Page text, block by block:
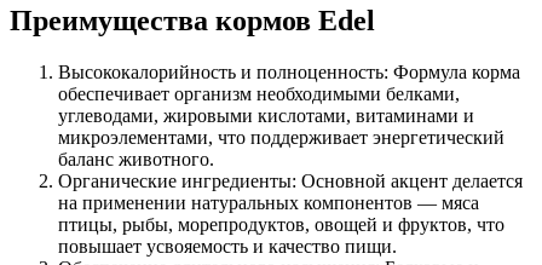
Преимущества кормов Edel
Высококалорийность и полноценность: Формула корма
обеспечивает организм необходимыми белками,
углеводами, жировыми кислотами, витаминами и
микроэлементами, что поддерживает энергетический
баланс животного.
Органические ингредиенты: Основной акцент делается
на применении натуральных компонентов — мяса
птицы, рыбы, морепродуктов, овощей и фруктов, что
повышает усвояемость и качество пищи.